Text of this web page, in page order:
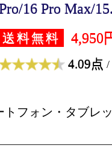
16 Pro Max/
送料無料 4,950
4.09点 /
フォン・タブレ